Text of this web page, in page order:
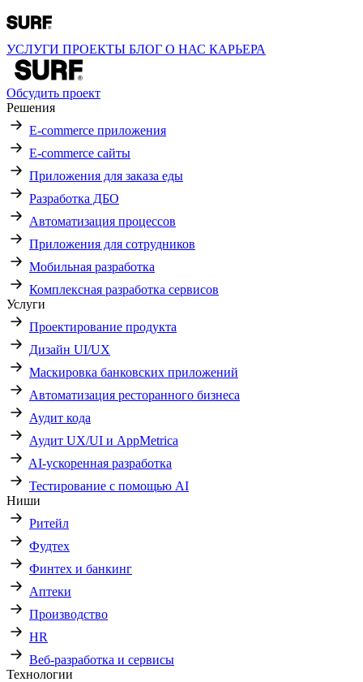
УСЛУГИ ПРОЕКТЫ БЛОГ О НАС КАРЬЕРА
Обсудить проект
Решения
E-commerce приложения
E-commerce сайты
Приложения для заказа еды
Разработка ДБО
Автоматизация процессов
Приложения для сотрудников
Мобильная разработка
Комплексная разработка сервисов
Услуги
Проектирование продукта
Дизайн UI/UX
Маскировка банковских приложений
Автоматизация ресторанного бизнеса
Аудит кода
Аудит UX/UI и AppMetrica
AI-ускоренная разработка
Тестирование с помощью AI
Ниши
Ритейл
Фудтех
Финтех и банкинг
Аптеки
Производство
HR
Веб-разработка и сервисы
Технологии